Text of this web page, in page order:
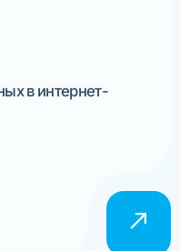
в интернет-